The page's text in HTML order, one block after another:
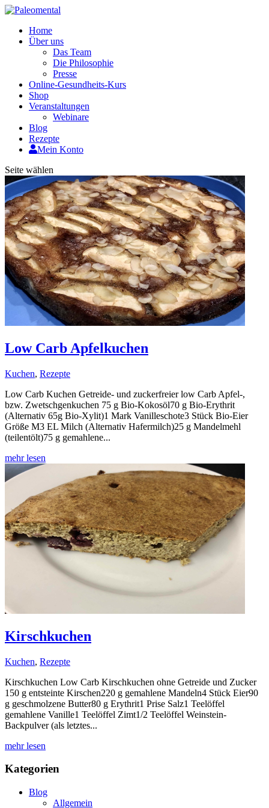
Home
Über uns
Das Team
Die Philosophie
Presse
Online-Gesundheits-Kurs
Shop
Veranstaltungen
Webinare
Blog
Rezepte
Mein Konto
Seite wählen
Low Carb Apfelkuchen
Kuchen, Rezepte
Low Carb Kuchen Getreide- und zuckerfreier low Carb Apfel-,
bzw. Zwetschgenkuchen 75 g Bio-Kokosöl70 g Bio-Erythrit
(Alternativ 65g Bio-Xylit)1 Mark Vanilleschote3 Stück Bio-Eier
Größe M3 EL Milch (Alternativ Hafermilch)25 g Mandelmehl
(teilentölt)75 g gemahlene...
mehr lesen
Kirschkuchen
Kuchen, Rezepte
Kirschkuchen Low Carb Kirschkuchen ohne Getreide und Zucker
150 g entsteinte Kirschen220 g gemahlene Mandeln4 Stück Eier90
g geschmolzene Butter80 g Erythrit1 Prise Salz1 Teelöffel
gemahlene Vanille1 Teelöffel Zimt1/2 Teelöffel Weinstein-
Backpulver (als letztes...
mehr lesen
Kategorien
Blog
Allgemein